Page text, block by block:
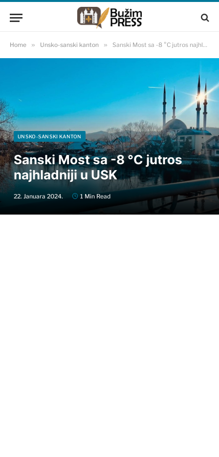
Home » Unsko-sanski kanton » Sanski Most sa -8 °C jutros najhladniji u USK
UNSKO-SANSKI KANTON
Sanski Most sa -8 °C jutros
najhladniji u USK
22. Januara 2024. 1 Min Read